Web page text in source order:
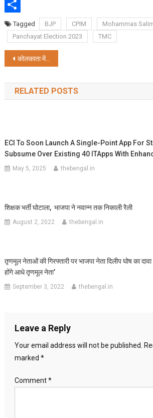
WhatsApp
ShareTagged BJP CPIM
Mohammas
Panchayat Election 2023
TMC
Post
navigation
कोलकाता में शुरू हो रहे हैं सारेगामापा 2023 8 जुलाई से ऑडिशन
RELATED POSTS
ECI To Soon Launch A Single-Point App For
Subsume Over Existing 40 ITApps With
May 5, 2025 thebengal.in
शिक्षक भर्ती घोटाला, भाजपा ने नवान्न तक निकाली रैली
August 2, 2022 thebengal.in
तृणमूल नेताओं की गिरफ्तारी पर भाजपा नेता दिलीप घोष का
होंगे आधे तृणमूल नेता’
September 3, 2022 thebengal.in
Leave a Reply
Your email address will not be published.
marked *
Comment*